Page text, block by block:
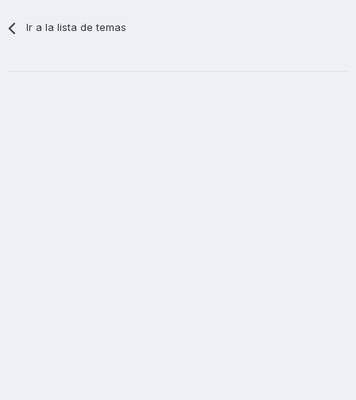
Ir a la lista de temas